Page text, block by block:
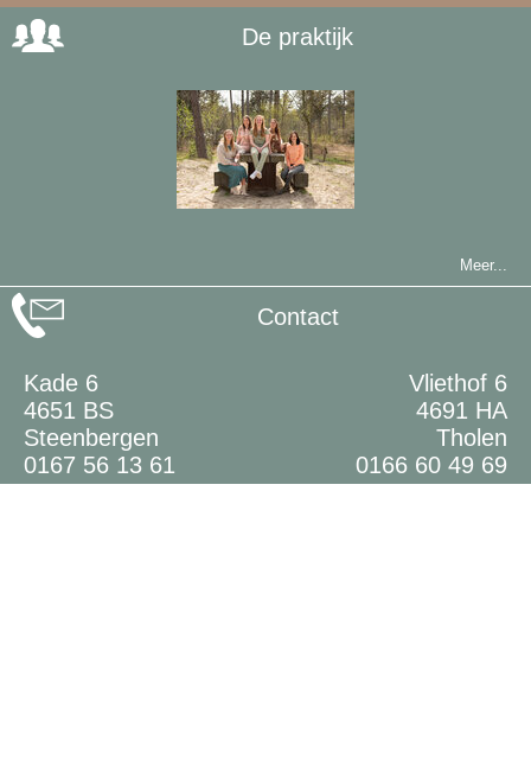
De praktijk
Meer...
Contact
Kade 6
4651 BS
Steenbergen
0167 56 13 61
Vliethof 6
4691 HA
Tholen
0166 60 49 69